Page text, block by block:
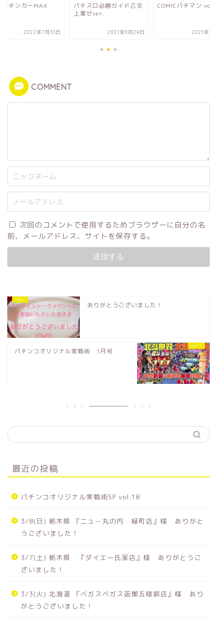
パチンカーMAX
2022年7月31日
パチスロ必勝ガイド乙女
上乗せver.
2021年9月24日
COMICパチマン
2021年12
COMMENT
次回のコメントで使用するためブラウザーに自分の名
前、メールアドレス、サイトを保存する。
ありがとうございました！
パチンコオリジナル実戦術 1月号
最近の投稿
パチンコオリジナル実戦術SP vol.18
3/8(日) 栃木県 『ニュ－丸の内 緑町店』様 ありがと
うございました！
3/7(土) 栃木県 『ダイエー氏家店』様 ありがとうご
ざいました！
3/3(火) 北海道 『ベガスベガス函館五稜郭店』様 あり
がとうございました！